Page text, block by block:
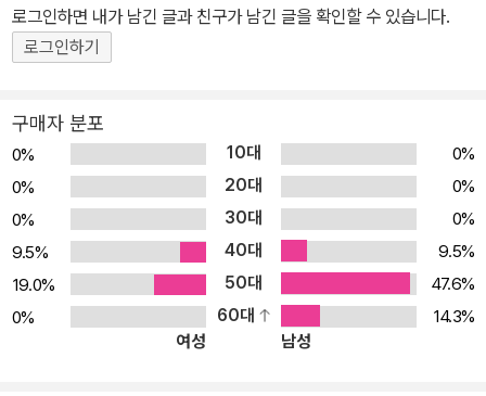
게 "나만의 콘텐츠 공장"을 가동하고 있을 것입니다. 복잡함은 덜어내
고 생산성은 더하고 싶은 모든 크리에이터와 사업가들에게 이 책을
로그인하면 내가 남긴 글과 친구가 남긴 글을 확인할 수 있습니다.
로그인하기
구매자 분포
0% 10대
0%
0%
20대
0%
0%
30대
0%
9.5%
40대
9.5%
19.0%
50대
47.6%
0%
60대
14.3%
여성
남성